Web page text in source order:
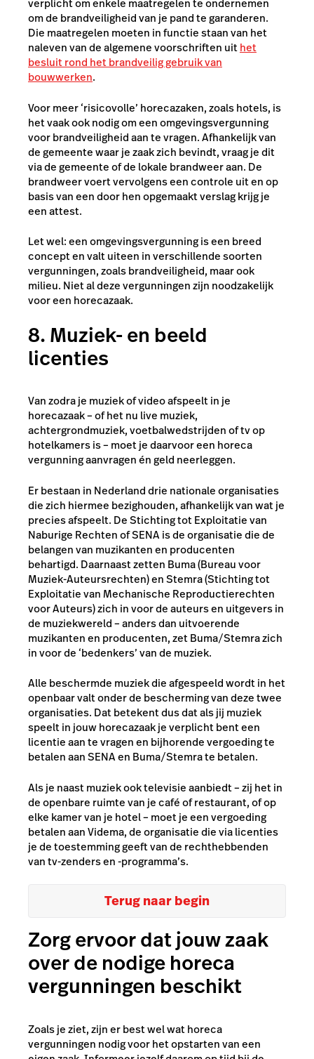
verplicht om enkele maatregelen te ondernemen
om de brandveiligheid van je pand te garanderen.
Die maatregelen moeten in functie staan van het
naleven van de algemene voorschriften uithet
besluit rond het brandveilig gebruik van
bouwwerken.
Voor meer ‘risicovolle’ horecazaken, zoals hotels, is
het vaak ook nodig om een omgevingsvergunning
voor brandveiligheid aan te vragen. Afhankelijk van
de gemeente waar je zaak zich bevindt, vraag je dit
via de gemeente of de lokale brandweer aan. De
brandweer voert vervolgens een controle uit en op
basis van een door hen opgemaakt verslag krijg je
een attest.
Let wel: een omgevingsvergunning is een breed
concept en valt uiteen in verschillende soorten
vergunningen, zoals brandveiligheid, maar ook
milieu. Niet al deze vergunningen zijn noodzakelijk
voor een horecazaak.
8. Muziek- en beeld
licenties
Van zodra je muziek of video afspeelt in je
horecazaak – of het nu live muziek,
achtergrondmuziek, voetbalwedstrijden of tv op
hotelkamers is – moet je daarvoor een horeca
vergunning aanvragen én geld neerleggen.
Er bestaan in Nederland drie nationale organisaties
die zich hiermee bezighouden, afhankelijk van wat je
precies afspeelt. De Stichting tot Exploitatie van
Naburige Rechten of SENA is de organisatie die de
belangen van muzikanten en producenten
behartigd. Daarnaast zetten Buma(Bureau voor
Muziek-Auteursrechten)enStemra (Stichting tot
Exploitatie van Mechanische Reproductierechten
voor Auteurs)zich in voor de auteurs en uitgevers in
de muziekwereld – anders dan uitvoerende
muzikanten en producenten, zet Buma/Stemra zich
in voor de ‘bedenkers’ van de muziek.
Alle beschermde muziek die afgespeeld wordt in het
openbaar valt onder de bescherming van deze twee
organisaties. Dat betekent dus dat als jij muziek
speelt in jouw horecazaak je verplicht bent een
licentie aan te vragen en bijhorende vergoeding te
betalen aan SENA en Buma/Stemra te betalen.
Als je naast muziek ook televisie aanbiedt – zij het in
de openbare ruimte van je café of restaurant, of op
elke kamer van je hotel – moet je een vergoeding
betalen aan Videma, de organisatie die via licenties
je de toestemming geeft van de rechthebbenden
van tv-zenders en -programma’s.
Terug naar begin
Zorg ervoor dat jouw zaak
over de nodige horeca
vergunningen beschikt
Zoals je ziet, zijn er best wel wat horeca
vergunningen nodig voor het opstarten van een